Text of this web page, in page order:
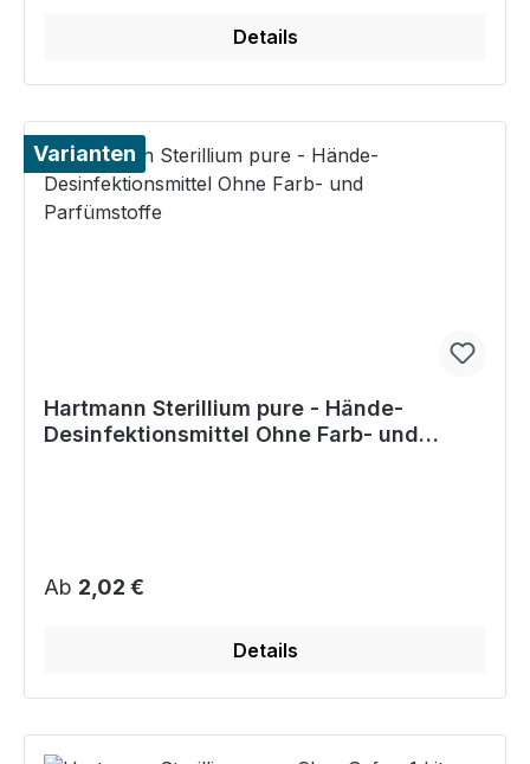
Details
Varianten
Hartmann Sterillium pure - Hände-
Desinfektionsmittel Ohne Farb- und
Regulärer Preis:
Ab 2,02 €
Details